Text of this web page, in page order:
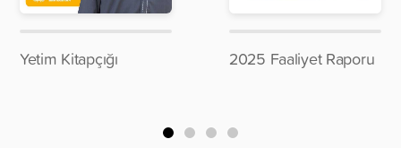
Yetim Kitapçığı 2025 Faaliyet Raporu